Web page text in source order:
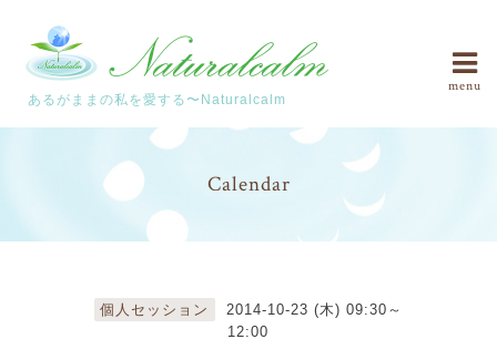
あるがままの私を愛する〜Naturalcalm
menu
Calendar
個人セッション
2014-10-23 (木) 09:30～
12:00